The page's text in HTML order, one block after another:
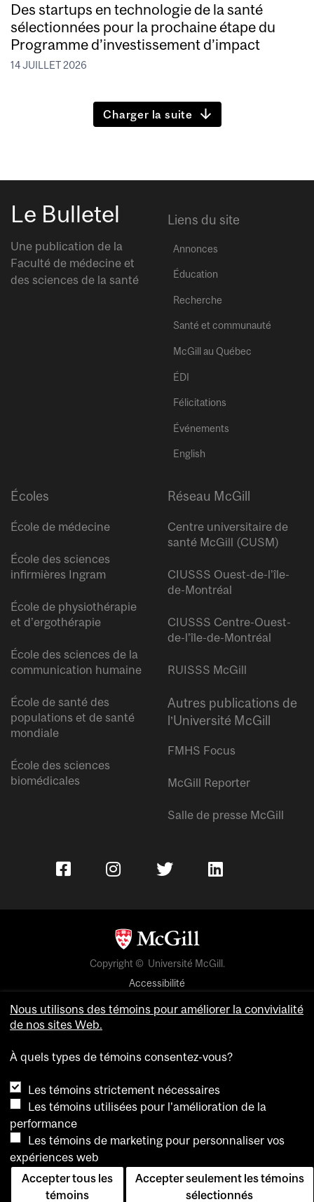
Des startups en technologie de la santé
sélectionnées pour la prochaine étape du
Programme d’investissement d’impact
14 JUILLET 2026
Charger la suite
Le Bulletel
Une publication de la
Faculté de médecine et
des sciences de la santé
Liens du site
Annonces
Éducation
Recherche
Santé et communauté
McGill au Québec
ÉDI
Félicitations
Événements
English
Écoles
École de médecine
École des sciences
infirmières Ingram
École de physiothérapie
et d’ergothérapie
École des sciences de la
communication humaine
École de santé des
populations et de santé
mondiale
École des sciences
biomédicales
Réseau McGill
Centre universitaire de
santé McGill (CUSM)
CIUSSS Ouest-de-l’île-
de-Montréal
CIUSSS Centre-Ouest-
de-l’île-de-Montréal
RUISSS McGill
Autres publications de
l’Université McGill
FMHS Focus
McGill Reporter
Salle de presse McGill
Copyright © Université McGill.
Accessibilité
Confidentialité
Nous utilisons des témoins pour améliorer la convivialité
de nos sites Web.
À quels types de témoins consentez-vous?
Les témoins strictement nécessaires
Les témoins utilisées pour l'amélioration de la
performance
Les témoins de marketing pour personnaliser vos
expériences web
Accepter tous les
témoins
Accepter seulement les témoins
sélectionnés